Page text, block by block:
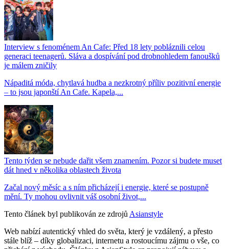
Interview s fenoménem An Cafe: Před 18 lety pobláznili celou
generaci teenagerů. Sláva a dospívání pod drobnohledem fanoušků
je málem zničily
Nápaditá móda, chytlavá hudba a nezkrotný příliv pozitivní energie
– to jsou japonští An Cafe. Kapela,...
Tento týden se nebude dařit všem znamením. Pozor si budete muset
dát hned v několika oblastech života
Začal nový měsíc a s ním přicházejí i energie, které se postupně
mění. Ty mohou ovlivnit váš osobní život,...
Tento článek byl publikován ze zdrojů Asianstyle
Web nabízí autentický vhled do světa, který je vzdálený, a přesto
stále blíž – díky globalizaci, internetu a rostoucímu zájmu o vše, co